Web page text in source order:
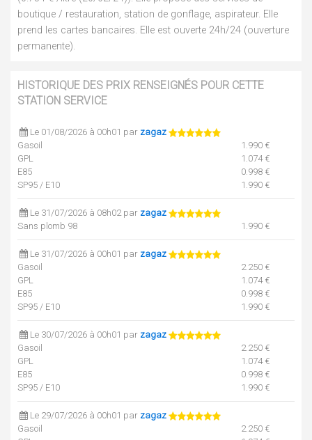
boutique / restauration, station de gonflage, aspirateur. Elle
prend les cartes bancaires. Elle est ouverte 24h/24 (ouverture
permanente).
HISTORIQUE DES PRIX RENSEIGNÉS POUR CETTE
STATION SERVICE
Le 01/08/2026 à 00h01 par zagaz
Gasoil
1.990 €
GPL
1.074 €
E85
0.998 €
SP95 / E10
1.990 €
Le 31/07/2026 à 08h02 par zagaz
Sans plomb 98
1.990 €
Le 31/07/2026 à 00h01 par zagaz
Gasoil
2.250 €
GPL
1.074 €
E85
0.998 €
SP95 / E10
1.990 €
Le 30/07/2026 à 00h01 par zagaz
Gasoil
2.250 €
GPL
1.074 €
E85
0.998 €
SP95 / E10
1.990 €
Le 29/07/2026 à 00h01 par zagaz
Gasoil
2.250 €